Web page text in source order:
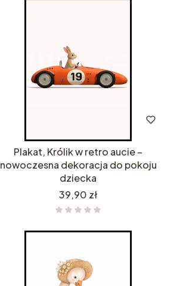
Plakat, Królik w retro aucie –
nowoczesna dekoracja do pokoju
dziecka
Cena
39,90 zł